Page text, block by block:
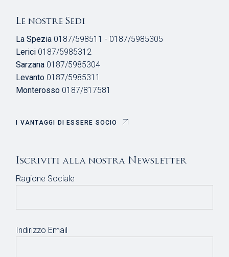
Le nostre Sedi
La Spezia 0187/598511 - 0187/5985305
Lerici 0187/5985312
Sarzana 0187/5985304
Levanto 0187/5985311
Monterosso 0187/817581
I VANTAGGI DI ESSERE SOCIO
Iscriviti alla nostra Newsletter
Ragione Sociale
Indirizzo Email